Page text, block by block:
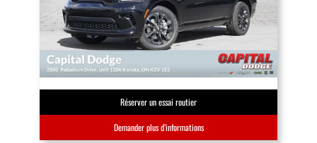
Réserver un essai routier
Demander plus d’informations